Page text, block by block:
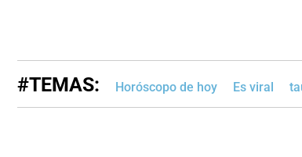
#TEMAS: Horóscopo de hoy Es viral